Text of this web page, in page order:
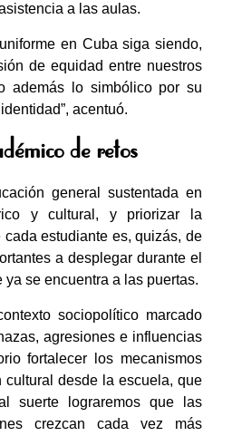
a las aulas.
en Cuba siga siendo,
de equidad entre nuestros
además lo simbólico por su
acentuó.
de retos
general sustentada en
y cultural, y priorizar la
estudiante es, quizás, de
a desplegar durante el
se encuentra a las puertas.
sociopolítico marcado
agresiones e influencias
fortalecer los mecanismos
cultural desde la escuela, que
suerte lograremos que las
crezcan cada vez más